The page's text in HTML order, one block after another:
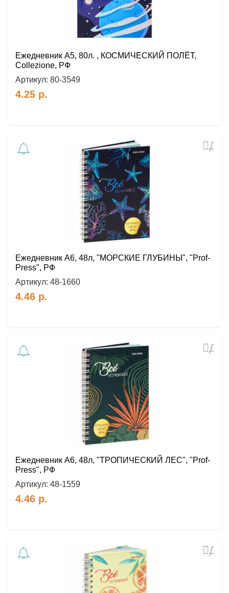
Ежедневник А5, 80л. , КОСМИЧЕСКИЙ ПОЛЁТ,
Collezione, РФ
Артикул: 80-3549
4.25 р.
Ежедневник А6, 48л, "МОРСКИЕ ГЛУБИНЫ", "Prof-
Press", РФ
Артикул: 48-1660
4.46 р.
Ежедневник А6, 48л, "ТРОПИЧЕСКИЙ ЛЕС", "Prof-
Press", РФ
Артикул: 48-1559
4.46 р.